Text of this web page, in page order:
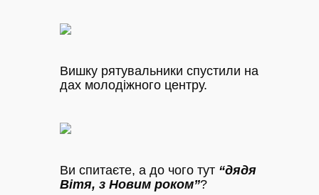
Вишку рятувальники спустили на
дах молодіжного центру.
Ви спитаєте, а до чого тут “дядя
Вітя, з Новим роком”?